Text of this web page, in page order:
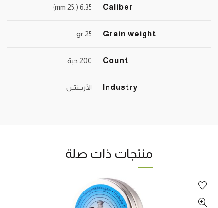
Caliber
6.35 (.25 mm)
Grain weight
25 gr
Count 200 حبة
Industry الأرجنتين
منتجات ذات صلة